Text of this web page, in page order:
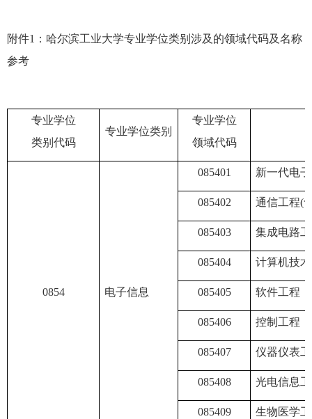
附件1 ：哈尔滨工业大学专业学位类别涉及的领域代码及名称
参考
专业学位
类别代码
专业学位类别
专业学位
领域代码
0854 电子信息
085401 新一代电
085402 通信工程(
085403 集成电路
085404 计算机技术
085405 软件工程
085406 控制工程
085407 仪器仪表
085408 光电信息
085409 生物医学